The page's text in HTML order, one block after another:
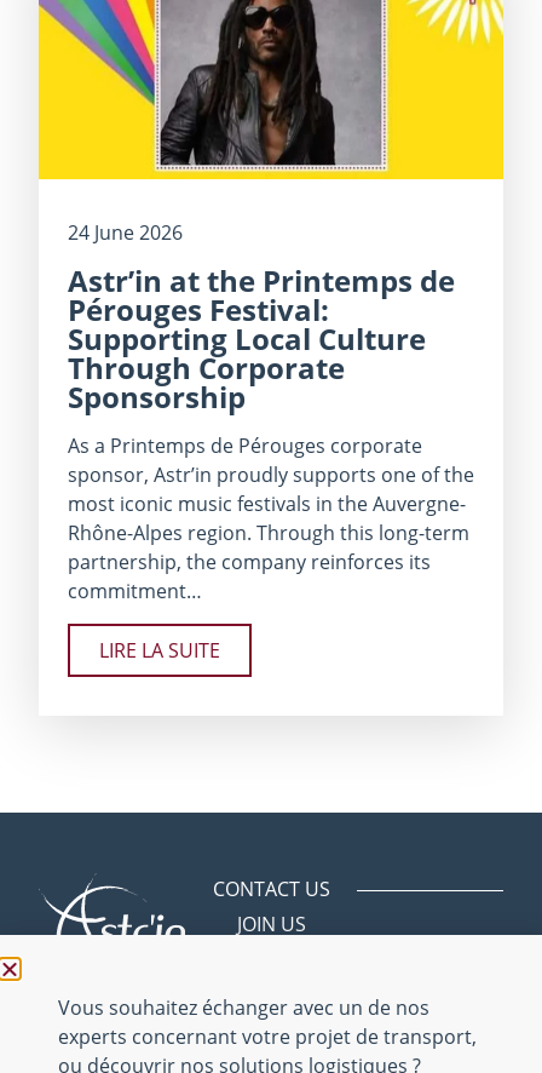
24 June 2026
Astr’in at the Printemps de
Pérouges Festival:
Supporting Local Culture
Through Corporate
Sponsorship
As a Printemps de Pérouges corporate
sponsor, Astr’in proudly supports one of the
most iconic music festivals in the Auvergne-
Rhône-Alpes region. Through this long-term
partnership, the company reinforces its
commitment…
LIRE LA SUITE
CONTACT US
JOIN US
01150 Saint
Vulbas
Vous souhaitez échanger avec un de nos
experts concernant votre projet de transport,
ou découvrir nos solutions logistiques ?